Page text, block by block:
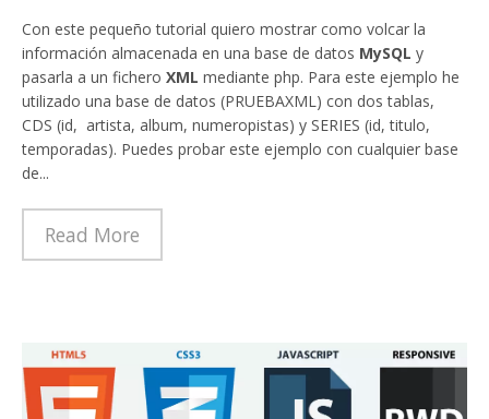
Con este pequeño tutorial quiero mostrar como volcar la
información almacenada en una base de datos MySQL y
pasarla a un fichero XML mediante php. Para este ejemplo he
utilizado una base de datos (PRUEBAXML) con dos tablas,
CDS (id, artista, album, numeropistas) y SERIES (id, titulo,
temporadas). Puedes probar este ejemplo con cualquier base
de...
Read More